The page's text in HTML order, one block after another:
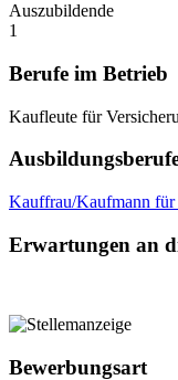
Auszubildende
1
Berufe im Betrieb
Kaufleute für
Kauffrau/Kaufmann für
Erwartungen an
Bewerbungsart